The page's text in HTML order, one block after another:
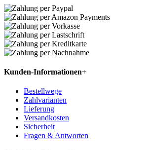
Kunden-Informationen+
Bestellwege
Zahlvarianten
Lieferung
Versandkosten
Sicherheit
Fragen & Antworten